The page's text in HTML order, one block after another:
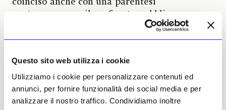
Questo sito web utilizza i cookie
Utilizziamo i cookie per personalizzare contenuti ed
annunci, per fornire funzionalità dei social media e per
analizzare il nostro traffico. Condividiamo inoltre
coinciso anche con una parentesi
contemporanea: il confronto pubblico con
Filippo Volandri,
protagonisti di un incontro dedicato alla vita
poche ore prima dell’evento, ha aggiunto un
tassello simbolico al racconto: due figure del
tennis moderno davanti agli oggetti che ne
hanno anticipato la storia.Vinciha espresso